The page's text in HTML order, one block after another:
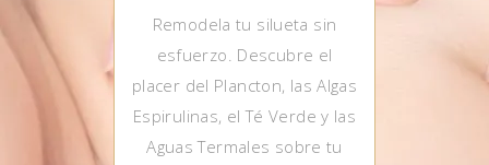
Remodela tu silueta sin
esfuerzo. Descubre el
placer del Plancton, las Algas
Espirulinas, el Té Verde y las
Aguas Termales sobre tu